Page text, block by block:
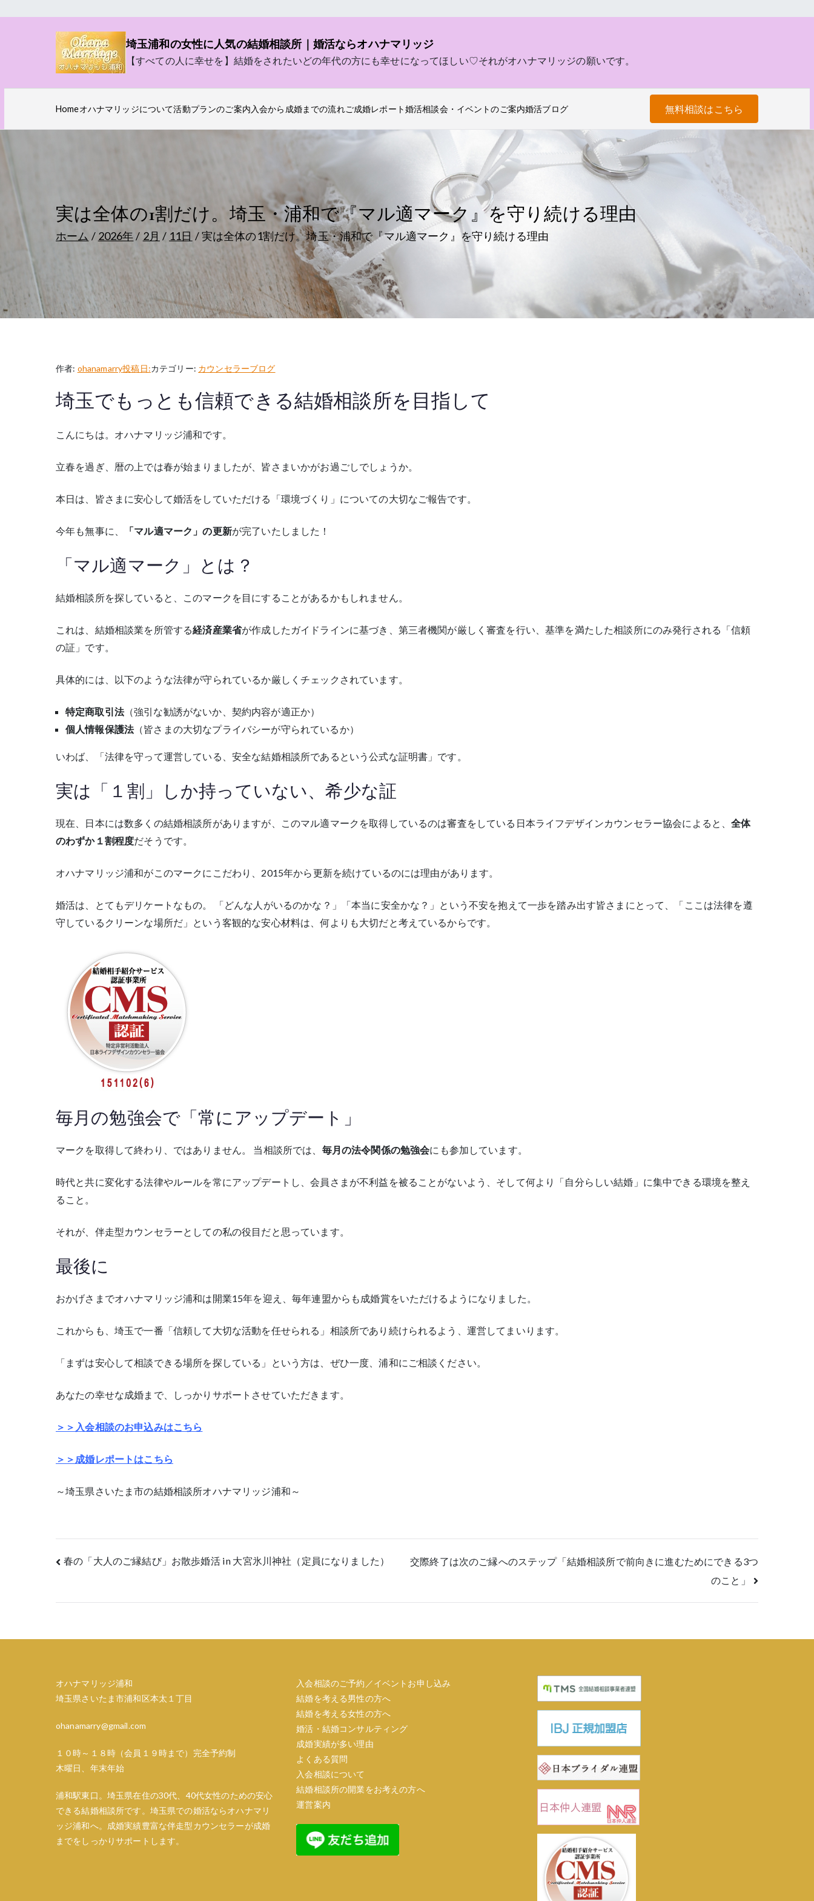
埼玉浦和の女性に人気の結婚相談所｜婚活ならオハナマリッジ
【すべての人に幸せを】結婚をされたいどの年代の方にも幸せになってほしい♡それがオハナマリッジの願いです。
Homeオハナマリッジについて活動プランのご案内 入会から成婚までの流れご成婚レポート婚活相談会・イベントのご案内婚活ブログ 無料相談はこちら
実は全体の1割だけ。埼玉・浦和で『マル適マーク』を守り続ける理由
ホーム 2026年 2月 11日 実は全体の1割だけ。埼玉・浦和で『マル適マーク』を守り続ける理由
作者: ohanamarry投稿日:カテゴリー: カウンセラーブログ
埼玉でもっとも信頼できる結婚相談所を目指して
こんにちは。オハナマリッジ浦和です。
立春を過ぎ、暦の上では春が始まりましたが、皆さまいかがお過ごしでしょうか。
本日は、皆さまに安心して婚活をしていただける「環境づくり」についての大切なご報告です。
今年も無事に、 「マル適マーク」の更新が完了いたしました！
「マル適マーク」とは？
結婚相談所を探していると、このマークを目にすることがあるかもしれません。
これは、結婚相談業を所管する経済産業省が作成したガイドラインに基づき、第三者機関が厳しく審査を行い、基準を満たした相談所にのみ発行される「信頼
の証」です。
具体的には、以下のような法律が守られているか厳しくチェックされています。
特定商取引法（強引な勧誘がないか、契約内容が適正か）
個人情報保護法（皆さまの大切なプライバシーが守られているか）
いわば、「法律を守って運営している、安全な結婚相談所であるという公式な証明書」です。
実は「１割」しか持っていない、希少な証
現在、日本には数多くの結婚相談所がありますが、このマル適マークを取得しているのは審査をしている日本ライフデザインカウンセラー協会によると、全体
のわずか１割程度だそうです。
オハナマリッジ浦和がこのマークにこだわり、2015年から更新を続けているのには理由があります。
婚活は、とてもデリケートなもの。 「どんな人がいるのかな？」「本当に安全かな？」という不安を抱えて一歩を踏み出す皆さまにとって、「ここは法律を遵
守しているクリーンな場所だ」という客観的な安心材料は、何よりも大切だと考えているからです。
毎月の勉強会で「常にアップデート」
マークを取得して終わり、ではありません。 当相談所では、 毎月の法令関係の勉強会にも参加しています。
時代と共に変化する法律やルールを常にアップデートし、会員さまが不利益を被ることがないよう、そして何より「自分らしい結婚」に集中できる環境を整え
ること。
それが、伴走型カウンセラーとしての私の役目だと思っています。
最後に
おかげさまでオハナマリッジ浦和は開業15年を迎え、毎年連盟からも成婚賞をいただけるようになりました。
これからも、埼玉で一番「信頼して大切な活動を任せられる」相談所であり続けられるよう、運営してまいります。
「まずは安心して相談できる場所を探している」という方は、ぜひ一度、浦和にご相談ください。
あなたの幸せな成婚まで、しっかりサポートさせていただきます。
＞＞入会相談のお申込みはこちら
＞＞成婚レポートはこちら
～埼玉県さいたま市の結婚相談所オハナマリッジ浦和～
投
ビ
ー
ン
春の「大人のご縁結び」お散歩婚活 in 大宮氷川神社（定員になりました）
交際終了は次のご縁へのステップ「結婚相談所で前向きに進むためにできる3つ
のこと」
オハナマリッジ浦和
埼玉県さいたま市浦和区本太１丁目
ohanamarry@gmail.com
１０時～１８時（会員１９時まで）完全予約制
木曜日、年末年始
浦和駅東口。埼玉県在住の30代、40代女性のための安心
できる結婚相談所です。埼玉県での婚活ならオハナマリ
ッジ浦和へ。成婚実績豊富な伴走型カウンセラーが成婚
までをしっかりサポートします。
入会相談のご予約／イベントお申し込み
結婚を考える男性の方へ
結婚を考える女性の方へ
婚活・結婚コンサルティング
成婚実績が多い理由
よくある質問
入会相談について
結婚相談所の開業をお考えの方へ
運営案内